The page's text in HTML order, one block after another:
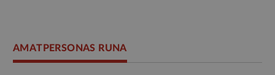
AMATPERSONAS RUNA